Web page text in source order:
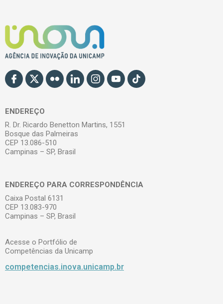
ENDEREÇO
R. Dr. Ricardo Benetton Martins, 1551
Bosque das Palmeiras
CEP 13.086-510
Campinas – SP, Brasil
ENDEREÇO PARA CORRESPONDÊNCIA
Caixa Postal 6131
CEP 13.083-970
Campinas – SP, Brasil
Acesse o Portfólio de
Competências da Unicamp
competencias.inova.unicamp.br